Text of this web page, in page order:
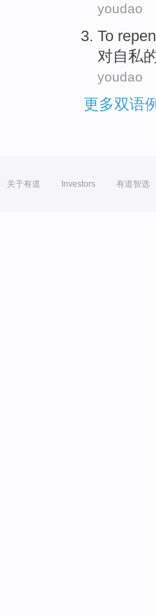
youdao
To
对自私
youdao
更多双语
关于有道 Investors 有道智选